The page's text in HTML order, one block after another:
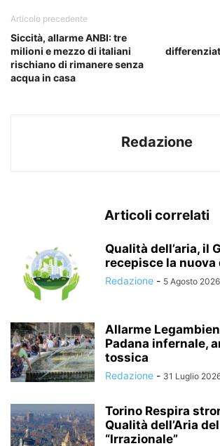
Articolo precedente
Siccità, allarme ANBI: tre
milioni e mezzo di italiani
rischiano di rimanere senza
acqua in casa
Redazione
Articoli correlati
Qualità dell’aria, il
recepisce la
Redazione - 5 Agosto 2026
Allarme
Padana infernale,
tossica
Redazione - 31 Luglio
Torino Respira
Qualità dell’Aria
“Irrazionale”